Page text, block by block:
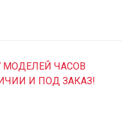
МОДЕЛЕЙ ЧАСОВ
И ПОД ЗАКАЗ!